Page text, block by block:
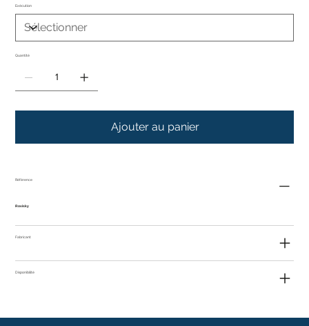
Exécution
Quantité
Ajouter au panier
Référence
Rovisky
Fabricant
Disponibilité